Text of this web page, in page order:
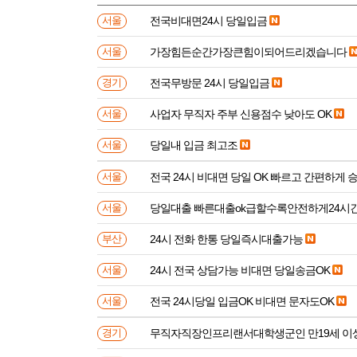
서울 전국비대면24시 당일입금
서울 가장힘든순간가장큰힘이되어드리겠습니다
경기 전국무방문 24시 당일입금
서울 사업자 무직자 주부 신용점수 낮아도 OK
서울 당일내 입금 최고조
서울 전국 24시 비대면 당일 OK 빠르고 간편하게
서울 당일대출 빠른대출ok급할수록안전하게24시
부산 24시 전화 한통 당일즉시대출가능
서울 24시 전국 상담가능 비대면 당일송금OK
서울 전국 24시당일 입금OK 비대면 문자도OK
경기 무직자직장인프리랜서대학생군